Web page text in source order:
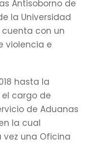
Antisoborno de
la Universidad
con un
violencia e
hasta la
cargo de
de Aduanas
la cual
una Oficina